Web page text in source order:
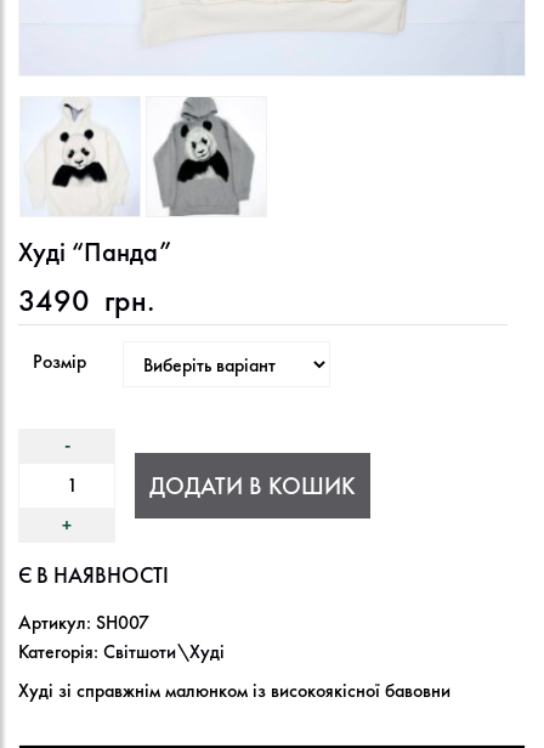
Худі “Панда”
3490 грн.
Розмір
ДОДАТИ В КОШИК
Є В НАЯВНОСТІ
Артикул: SH007
Категорія: Світшоти\Худі
Худі зі справжнім малюнком із високоякісної бавовни